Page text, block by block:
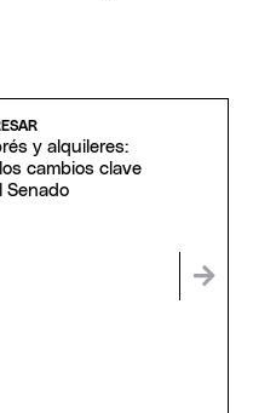
y alquileres:
cambios clave
Senado